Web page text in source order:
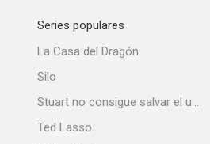
Series populares
La Casa del Dragón
Silo
Stuart no consigue salvar el universo
Ted Lasso